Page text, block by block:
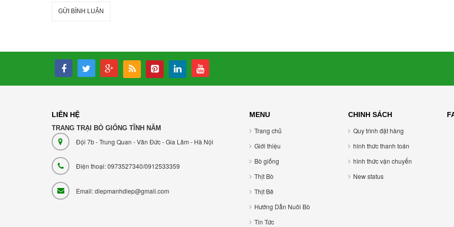
GỬI BÌNH LUẬN
LIÊN HỆ
TRANG TRẠI BÒ GIỐNG TĨNH NĂM
Đội 7b - Trung Quan - Văn Đức - Gia Lâm - Hà Nội
Điện thoại: 0973527340/0912533359
Email: diepmanhdiep@gmail.com
MENU
Trang chủ
Giới thiệu
Bò giống
Thịt Bò
Thịt Bê
Hướng Dẫn Nuôi Bò
Tin Tức
CHINH SÁCH
Quy trình đặt hàng
hình thức thanh toán
hình thức vận chuyển
New status